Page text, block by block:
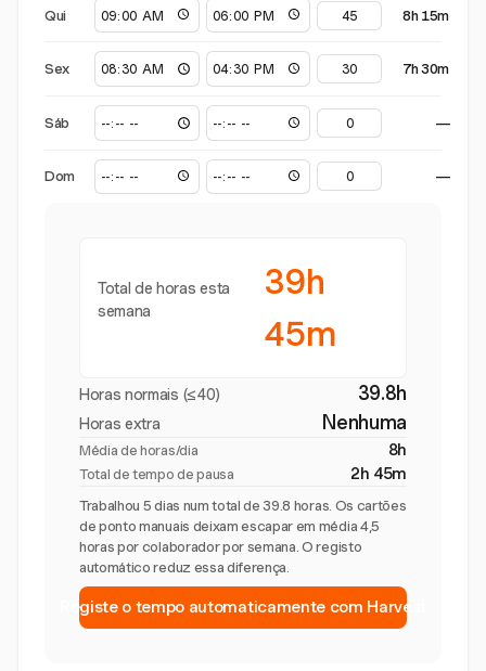
Qui 8h 15m
Sex 7h 30m
Sáb —
Dom —
Total de horas esta
semana
39h
45m
Horas normais (≤40) 39.8h
Horas extra Nenhuma
Média de horas/dia 8h
Total de tempo de pausa 2h 45m
Trabalhou 5 dias num total de 39.8 horas. Os cartões
de ponto manuais deixam escapar em média 4,5
horas por colaborador por semana. O registo
automático reduz essa diferença.
Registe o tempo automaticamente com Harvest